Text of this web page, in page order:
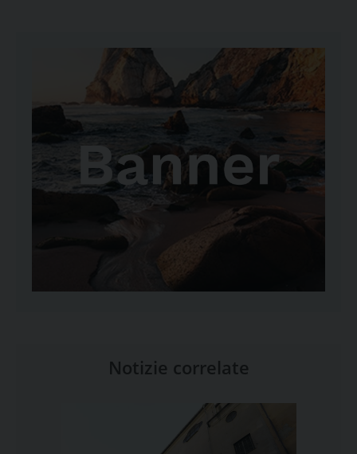
Notizie correlate